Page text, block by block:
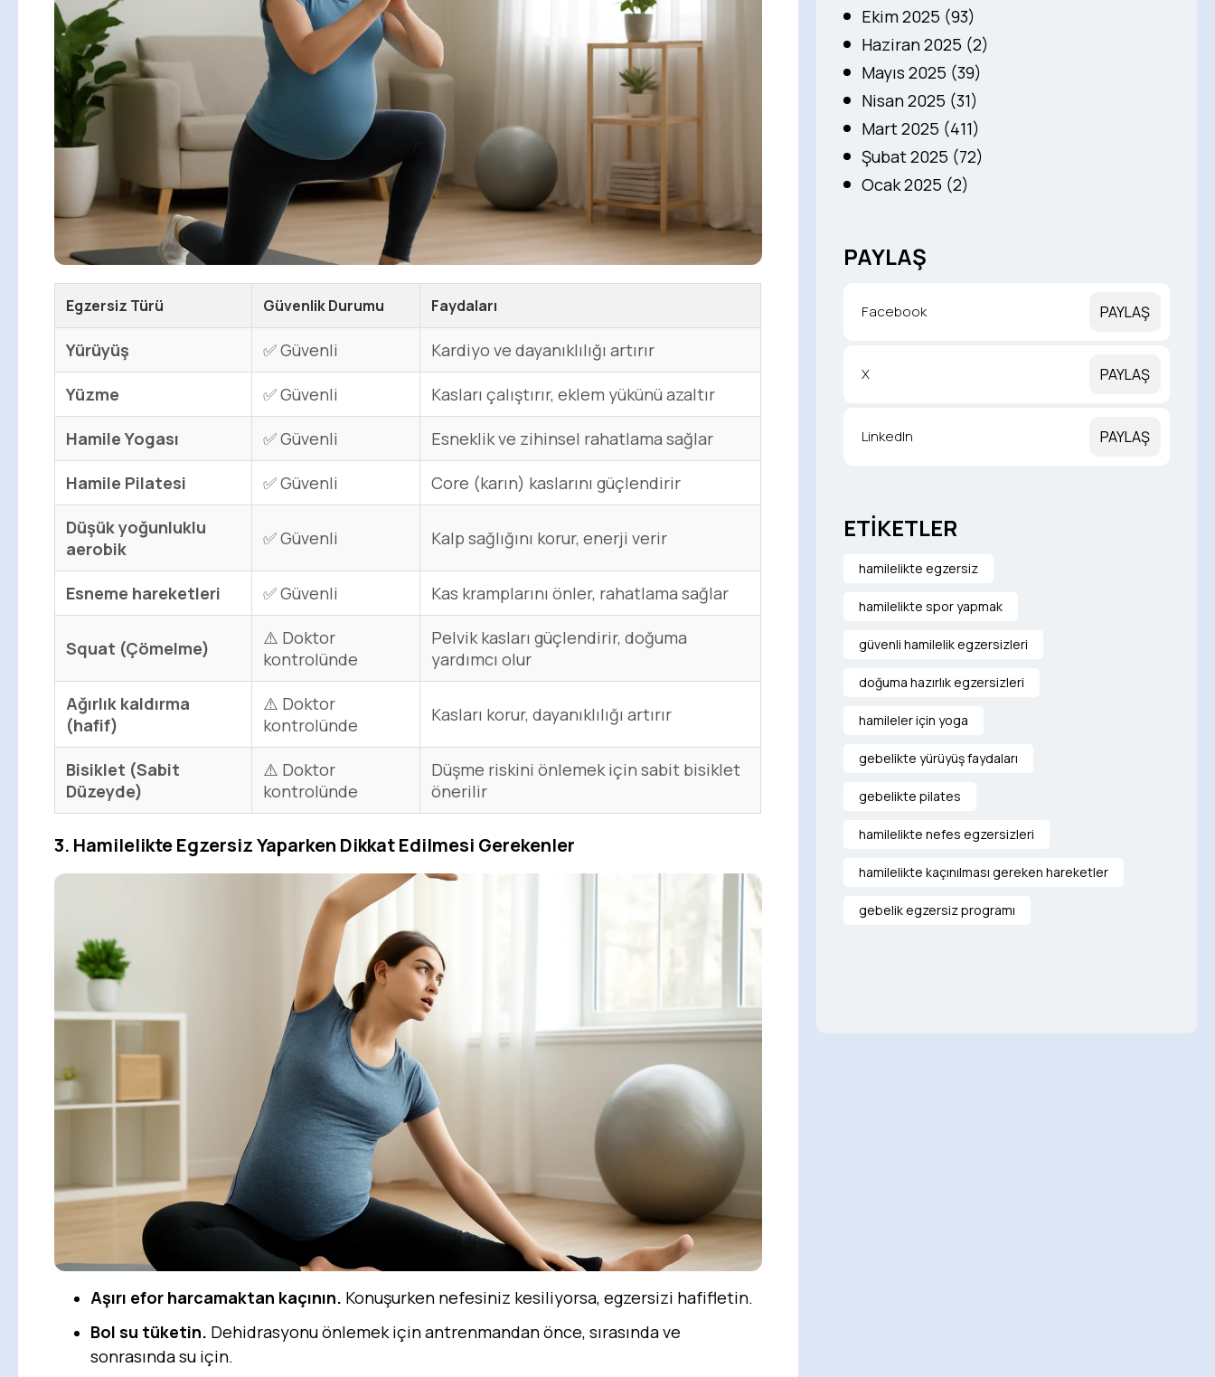
Egzersiz Türü Güvenlik Durumu Faydaları
Yürüyüş ✅ Güvenli Kardiyo ve dayanıklılığı artırır
Yüzme ✅ Güvenli Kasları çalıştırır, eklem yükünü azaltır
Hamile Yogası ✅ Güvenli Esneklik ve zihinsel rahatlama sağlar
Hamile Pilatesi ✅ Güvenli Core (karın) kaslarını güçlendirir
Düşük yoğunluklu
aerobik
✅ Güvenli Kalp sağlığını korur, enerji verir
Esneme hareketleri ✅ Güvenli Kas kramplarını önler, rahatlama sağlar
Squat (Çömelme)
⚠️ Doktor
kontrolünde
Pelvik kasları güçlendirir, doğuma
yardımcı olur
Ağırlık kaldırma
(hafif)
⚠️ Doktor
kontrolünde
Kasları korur, dayanıklılığı artırır
Bisiklet (Sabit
Düzeyde)
⚠️ Doktor
kontrolünde
Düşme riskini önlemek için sabit bisiklet
önerilir
3. Hamilelikte Egzersiz Yaparken Dikkat Edilmesi Gerekenler
Aşırı efor harcamaktan kaçının. Konuşurken nefesiniz kesiliyorsa, egzersizi hafifletin.
Bol su tüketin. Dehidrasyonu önlemek için antrenmandan önce, sırasında ve
sonrasında su için.
Ekim 2025 (93)
Haziran 2025 (2)
Mayıs 2025 (39)
Nisan 2025 (31)
Mart 2025 (411)
Şubat 2025 (72)
Ocak 2025 (2)
PAYLAŞ
Facebook PAYLAŞ
X PAYLAŞ
LinkedIn PAYLAŞ
ETİKETLER
hamilelikte egzersiz
hamilelikte spor yapmak
güvenli hamilelik egzersizleri
doğuma hazırlık egzersizleri
hamileler için yoga
gebelikte yürüyüş faydaları
gebelikte pilates
hamilelikte nefes egzersizleri
hamilelikte kaçınılması gereken hareketler
gebelik egzersiz programı